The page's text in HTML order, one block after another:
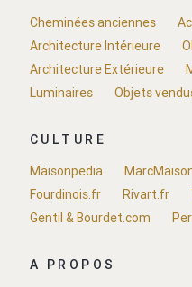
Cheminées anciennes
Architecture Intérieure
Architecture Extérieure
Luminaires
Objets
CULTURE
Maisonpedia
Fourdinois.fr
Rivart.fr
Gentil & Bourdet.com
A PROPOS